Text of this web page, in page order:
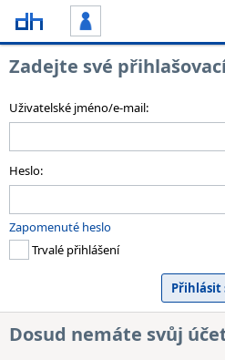
Zadejte své
Uživatelské jméno/e-mail:
Heslo:
Zapomenuté heslo
Trvalé přihlášení
Dosud nemáte svůj